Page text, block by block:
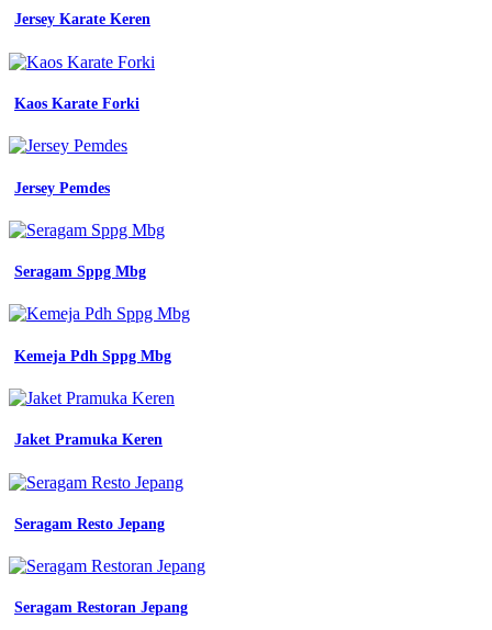
-
Satuan
-
Tentara
Baju
Batik
Sd
Dipakai
Apa
Seragam
Wanita
Jersey Karate Keren
Kaos Karate Forki
Jersey Pemdes
Seragam Sppg Mbg
Kemeja Pdh Sppg Mbg
Jaket Pramuka Keren
Seragam Resto Jepang
Seragam Restoran Jepang